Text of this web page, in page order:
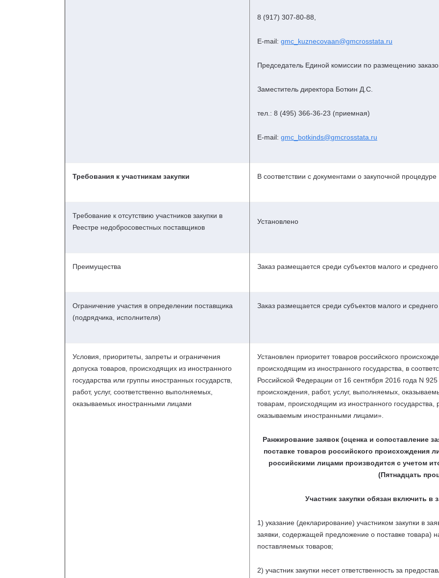
8 (917) 307-80-88,
E-mail: gmc_kuznecovaan@gmcrosstata.ru
Председатель Единой комиссии по размещению
Заместитель директора Боткин Д.С.
тел.: 8 (495) 366-36-23 (приемная)
E-mail: gmc botkinds@gmcrosstata ru
Требования к участникам закупки В соответствии с документами о закупочной процедуре
Требование к отсутствию участников закупки в
Реестре недобросовестных поставщиков
Установлено
Преимущества Заказ размещается среди субъектов малого и
Ограничение участия в определении поставщика
(подрядчика, исполнителя)
Заказ размещается среди субъектов малого и
Условия, приоритеты, запреты и ограничения
допуска товаров, происходящих из иностранного
государства или группы иностранных государств,
работ, услуг, соответственно выполняемых,
оказываемых иностранными лицами
Установлен приоритет товаров российского
происходящим из иностранного государства, в
Российской Федерации от 16 сентября 2016 года N 925
происхождения, работ, услуг, выполняемых,
товарам, происходящим из иностранного
оказываемым иностранными лицами».
Ранжирование заявок (оценка и сопоставление
поставке товаров российского происхождения
российскими лицами производится с учетом
(Пятнадцать
Участник закупки обязан включить
1) указание (декларирование) участником закупки в
заявки, содержащей предложение о поставке товара)
поставляемых товаров;
2) участник закупки несет ответственность за